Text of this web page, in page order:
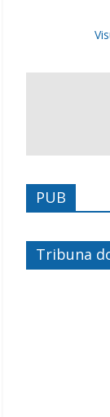
PUB
Tribuna